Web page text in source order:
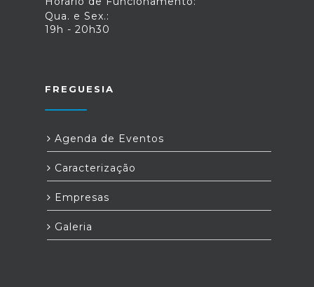
Qua. e Sex.:
19h - 20h30
FREGUESIA
Agenda de Eventos
Caracterização
Empresas
Galeria